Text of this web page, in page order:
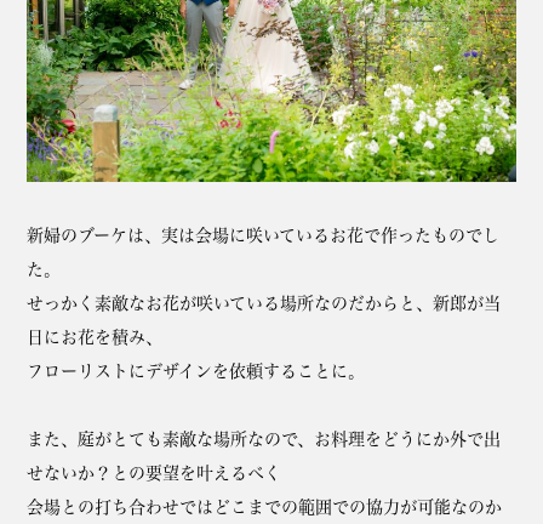
新婦のブーケは、実は会場に咲いているお花で作ったものでし
た。
せっかく素敵なお花が咲いている場所なのだからと、新郎が当
日にお花を積み、
フローリストにデザインを依頼することに。
また、庭がとても素敵な場所なので、お料理をどうにか外で出
せないか？との要望を叶えるべく
会場との打ち合わせではどこまでの範囲での協力が可能なのか